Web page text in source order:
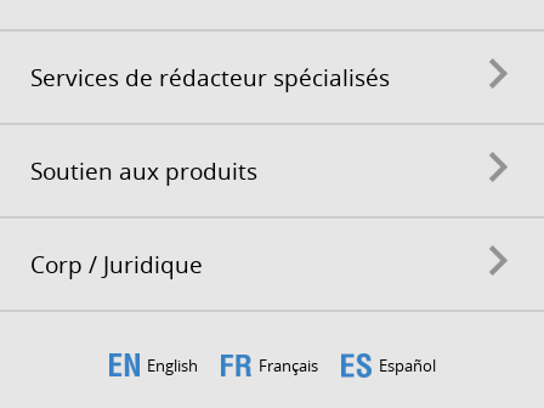
Services de rédacteur spécialisés
Soutien aux produits
Corp / Juridique
English Français Español